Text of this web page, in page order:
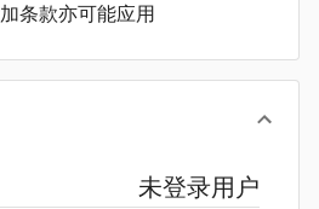
条款亦可能应用
未登录用户